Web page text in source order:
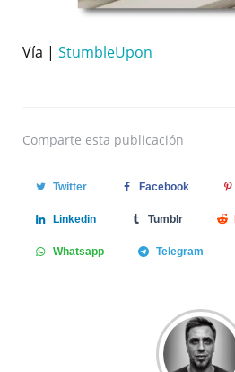
Vía | StumbleUpon
Comparte esta publicación
Twitter Facebook
Linkedin Tumblr
Whatsapp Telegram